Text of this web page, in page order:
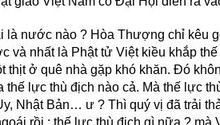
là nước nào ? Hòa Thượng chỉ kêu
và nhất là Phật tử Việt kiều khắp
thịt ở quê nhà gặp khó khăn. Đó
thế lực thù địch nào cả. Mà thế lực
Nhật Bản… ư ? Thì quý vị đã trải
rồi ; thế lực thù địch gì nữa ?